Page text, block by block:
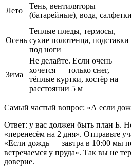
Лето
Тень, вентиляторы
(батарейные), вода, салфетки
Осень
Теплые пледы, термосы,
сухие полотенца, подставки
под ноги
Зима
Не делайте. Если очень
хочется — только снег,
тёплые куртки, костёр на
расстоянии 5 м
Самый частый вопрос: «А если
Ответ: у вас должен быть план Б.
«перенесём на 2 дня». Отправьте
«Если дождь — завтра в 10:00 мы
встречаемся у пруда». Так вы не
доверие.